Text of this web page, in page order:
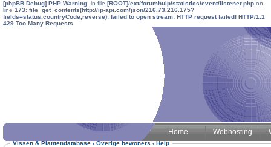
[phpBB Debug] PHP Warning: in file [ROOT]/ext/forumhulp/statistics/event/listener.php on
line 173: file_get_contents(http://ip-api.com/json/216.73.216.175?
fields=status,countryCode,reverse): failed to open stream: HTTP request failed! HTTP/1.1
429 Too Many Requests
Home Webhosting
Vissen & Plantendatabase ‹ Overige bewoners ‹ Help